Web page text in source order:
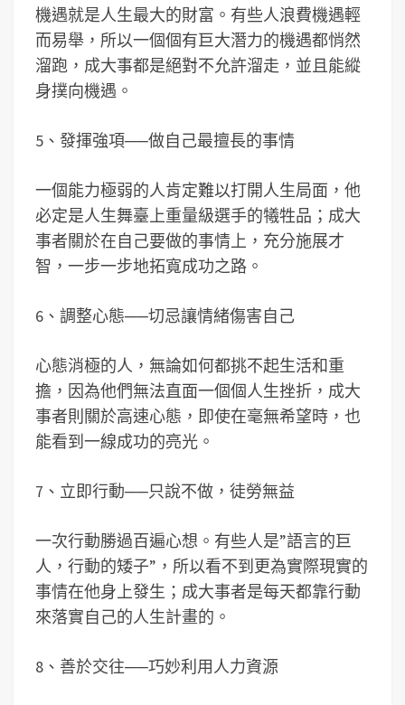
機遇就是人生最大的財富。有些人浪費機遇輕
而易舉，所以一個個有巨大潛力的機遇都悄然
溜跑，成大事都是絕對不允許溜走，並且能縱
身撲向機遇。
5、發揮強項──做自己最擅長的事情
一個能力極弱的人肯定難以打開人生局面，他
必定是人生舞臺上重量級選手的犧牲品；成大
事者關於在自己要做的事情上，充分施展才
智，一步一步地拓寬成功之路。
6、調整心態──切忌讓情緒傷害自己
心態消極的人，無論如何都挑不起生活和重
擔，因為他們無法直面一個個人生挫折，成大
事者則關於高速心態，即使在毫無希望時，也
能看到一線成功的亮光。
7、立即行動──只說不做，徒勞無益
一次行動勝過百遍心想。有些人是”語言的巨
人，行動的矮子”，所以看不到更為實際現實的
事情在他身上發生；成大事者是每天都靠行動
來落實自己的人生計畫的。
8、善於交往──巧妙利用人力資源